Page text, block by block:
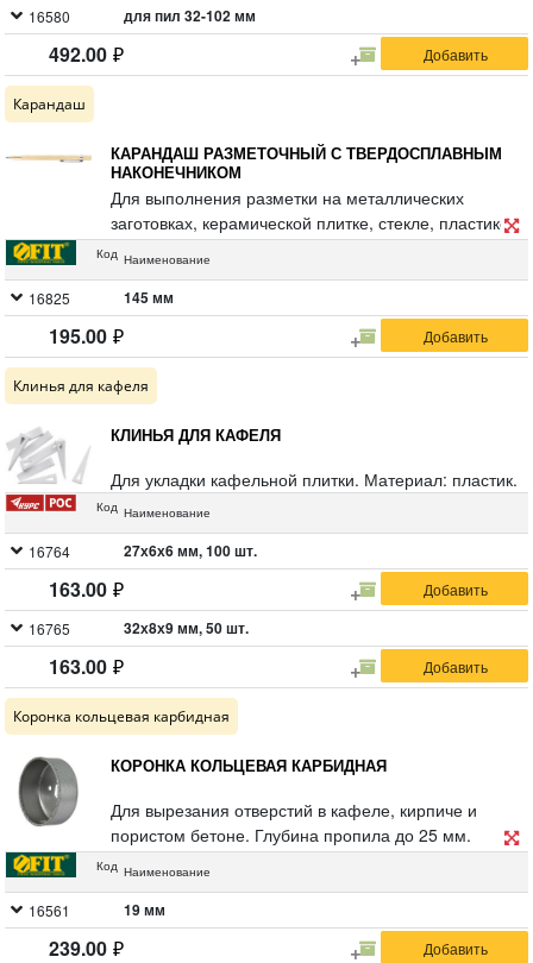
16580 для пил 32-102 мм
492.00
Карандаш
КАРАНДАШ РАЗМЕТОЧНЫЙ С ТВЕРДОСПЛАВНЫМ
НАКОНЕЧНИКОМ
Для выполнения разметки на металлических
заготовках, керамической плитке, стекле, пластике,
дереве и камне. Зажим для крепления на одежде.
покрытием, твердосплавный наконечник. Упаковка:
блистер.
Код Наименование
16825 145 мм
195.00
Клинья для кафеля
КЛИНЬЯ ДЛЯ КАФЕЛЯ
Для укладки кафельной плитки. Материал: пластик.
Код Наименование
16764 27х6х6 мм, 100 шт.
163.00
16765 32х8х9 мм, 50 шт.
163.00
Коронка кольцевая карбидная
КОРОНКА КОЛЬЦЕВАЯ КАРБИДНАЯ
Для вырезания отверстий в кафеле, кирпиче и
пористом бетоне. Глубина пропила до 25 мм.
Используются в комплекте с адаптером 16579 или
режущая кромка из твердосплавного карбид-
вольфрамового сплава ВК8. Упаковка: блистер.
Код Наименование
16561 19 мм
239.00